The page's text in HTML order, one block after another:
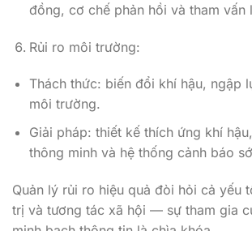
đồng, cơ chế phản hồi và tham vấn
Rủi ro môi trường:
Thách thức: biến đổi khí hậu, ngập
môi trường.
Giải pháp: thiết kế thích ứng khí
thông minh và hệ thống cảnh báo
Quản lý rủi ro hiệu quả đòi hỏi cả yếu
trị và tương tác xã hội — sự tham gia